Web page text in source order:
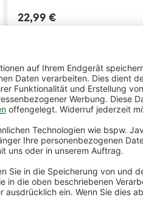
22,99 €